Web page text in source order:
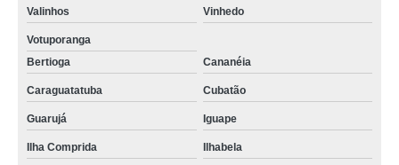
Valinhos Vinhedo
Votuporanga
Bertioga
Cananéia
Caraguatatuba Cubatão
Guarujá Iguape
Ilha Comprida Ilhabela